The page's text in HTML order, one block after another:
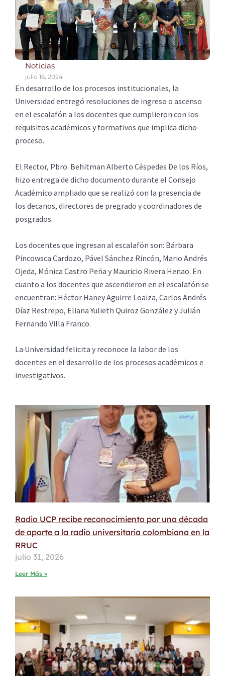
Noticias
julio 16, 2024
En desarrollo de los procesos institucionales, la
Universidad entregó resoluciones de ingreso o ascenso
en el escalafón a los docentes que cumplieron con los
requisitos académicos y formativos que implica dicho
proceso.
El Rector, Pbro. Behitman Alberto Céspedes De los Ríos,
hizo entrega de dicho documento durante el Consejo
Académico ampliado que se realizó con la presencia de
los decanos, directores de pregrado y coordinadores de
posgrados.
Los docentes que ingresan al escalafón son: Bárbara
Pincowsca Cardozo, Pável Sánchez Rincón, Mario Andrés
Ojeda, Mónica Castro Peña y Mauricio Rivera Henao. En
cuanto a los docentes que ascendieron en el escalafón se
encuentran: Héctor Haney Aguirre Loaiza, Carlos Andrés
Díaz Restrepo, Eliana Yulieth Quiroz González y Julián
Fernando Villa Franco.
La Universidad felicita y reconoce la labor de los
docentes en el desarrollo de los procesos académicos e
investigativos.
Radio UCP recibe reconocimiento por una década
de aporte a la radio universitaria colombiana en la
RRUC
julio 31, 2026
Leer Más »